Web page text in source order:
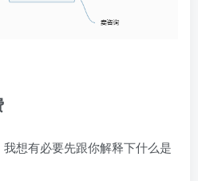
想有必要先跟你解释下什么是